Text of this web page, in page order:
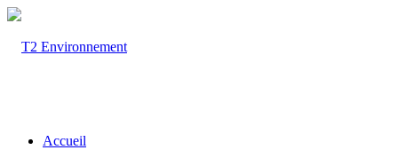
Accueil